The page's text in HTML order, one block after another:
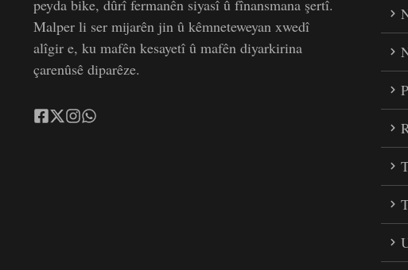
peyda bike, dûrî fermanên siyasî û fînansmana şertî.
Malper li ser mijarên jin û kêmneteweyan xwedî
alîgir e, ku mafên kesayetî û mafên diyarkirina
çarenûsê diparêze.